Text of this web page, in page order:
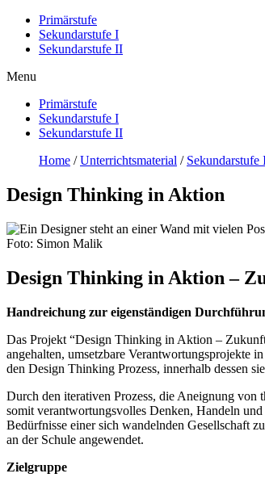
Primärstufe
Sekundarstufe I
Sekundarstufe II
Menu
Primärstufe
Sekundarstufe I
Sekundarstufe II
Home /Unterrichtsmaterial / Sekundarstufe
Design Thinking in Aktion
Foto: Simon Malik
Design Thinking in Aktion –
Handreichung zur eigenständigen
Das Projekt “Design Thinking in Aktion –
angehalten, umsetzbare Verantwortungsprojekte
den Design Thinking Prozess, innerhalb dessen
Durch den iterativen Prozess, die Aneignung von
somit verantwortungsvolles Denken, Handeln
Bedürfnisse einer sich wandelnden Gesellschaft
an der Schule angewendet.
Zielgruppe